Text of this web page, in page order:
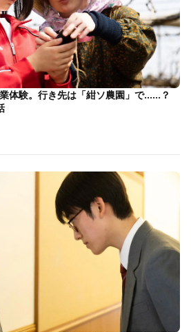
体験。行き先は「紺ソ農園」で……？